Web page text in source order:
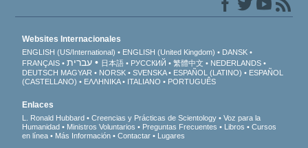
Websites Internacionales
ENGLISH (US/International) ENGLISH (United Kingdom)
DANSK
FRANÇAIS
עברית 日本語 РУССКИЙ 繁體中文
NEDERLANDS
DEUTSCH MAGYAR NORSK SVENSKA ESPAÑOL (LATINO)
ESPAÑOL
(CASTELLANO)
ΕΛΛΗΝΙΚA ITALIANO PORTUGUÊS
Enlaces
L. Ronald Hubbard Creencias y Prácticas de Scientology
Voz para la
Humanidad
Ministros Voluntarios Preguntas Frecuentes Libros
Cursos
en línea
Más Información Contactar Lugares